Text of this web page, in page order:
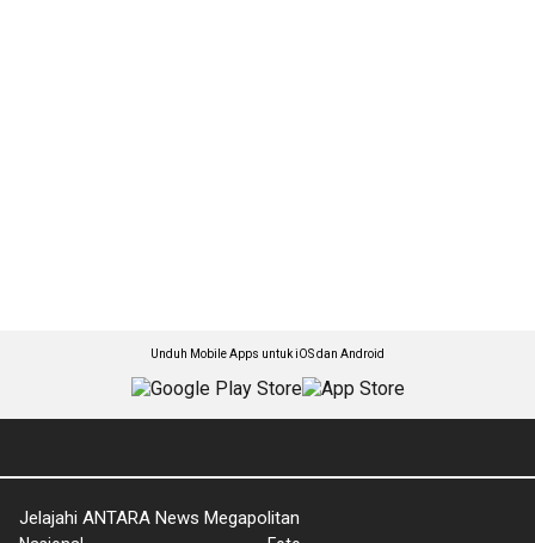
Unduh Mobile Apps untuk iOS dan Android
Jelajahi ANTARA News Megapolitan